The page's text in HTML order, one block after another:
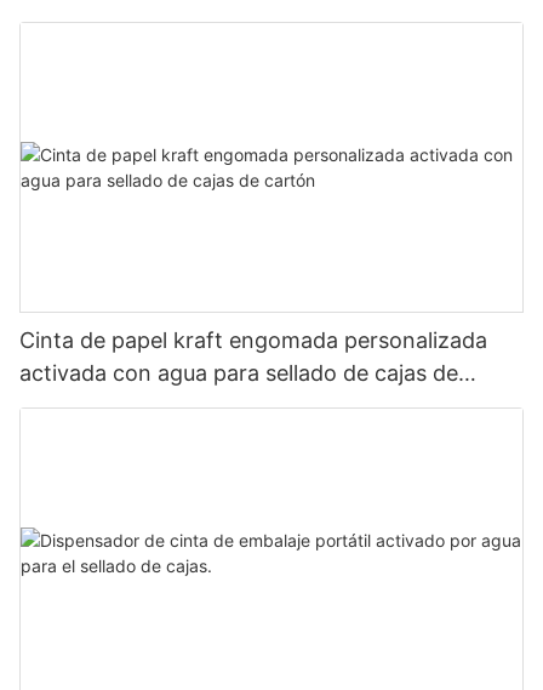
Cinta de papel kraft engomada personalizada
activada con agua para sellado de cajas de
cartón